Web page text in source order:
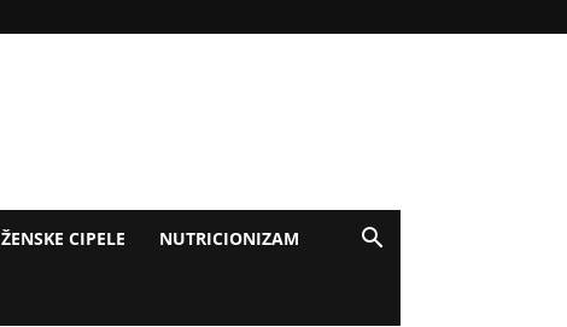
ŽENSKE CIPELE NUTRICIONIZAM